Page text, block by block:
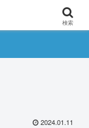
2024.01.11
検索